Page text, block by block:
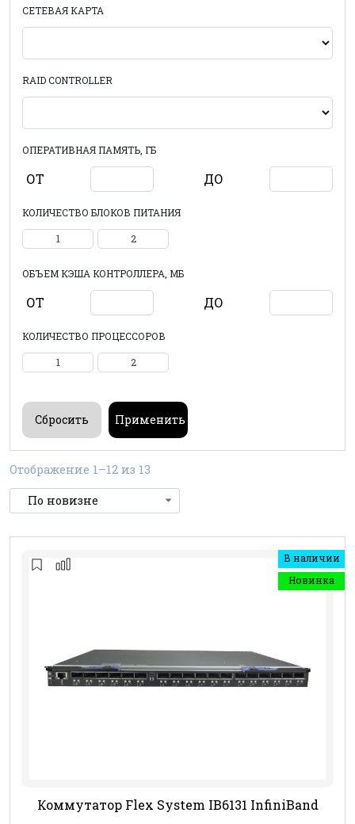
СЕТЕВАЯ КАРТА
RAID CONTROLLER
ОПЕРАТИВНАЯ ПАМЯТЬ, ГБ
ОТ ДО
КОЛИЧЕСТВО БЛОКОВ ПИТАНИЯ
1 2
ОБЪЕМ КЭША КОНТРОЛЛЕРА, МБ
ОТ ДО
КОЛИЧЕСТВО ПРОЦЕССОРОВ
1 2
Отображение 1–12 из 13
В наличии
Новинка
Коммутатор Flex System IB6131 InfiniBand